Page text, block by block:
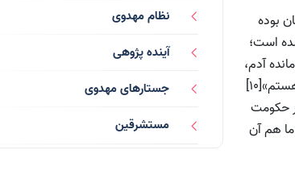
بوده
است؛
آدم،
بهترين فرزند نوح، برگزيده نسل ابراهيم(علیه السلام) و برگزيده‌ترين [از خاندان] محمد(صلی الله علیه و آله ) هستم»[10]
حكومت
هم آن
نظام مهدوی
آینده پژوهی
جستارهای مهدوی
مستشرقین